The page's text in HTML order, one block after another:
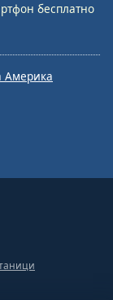
бесплатно
Америка